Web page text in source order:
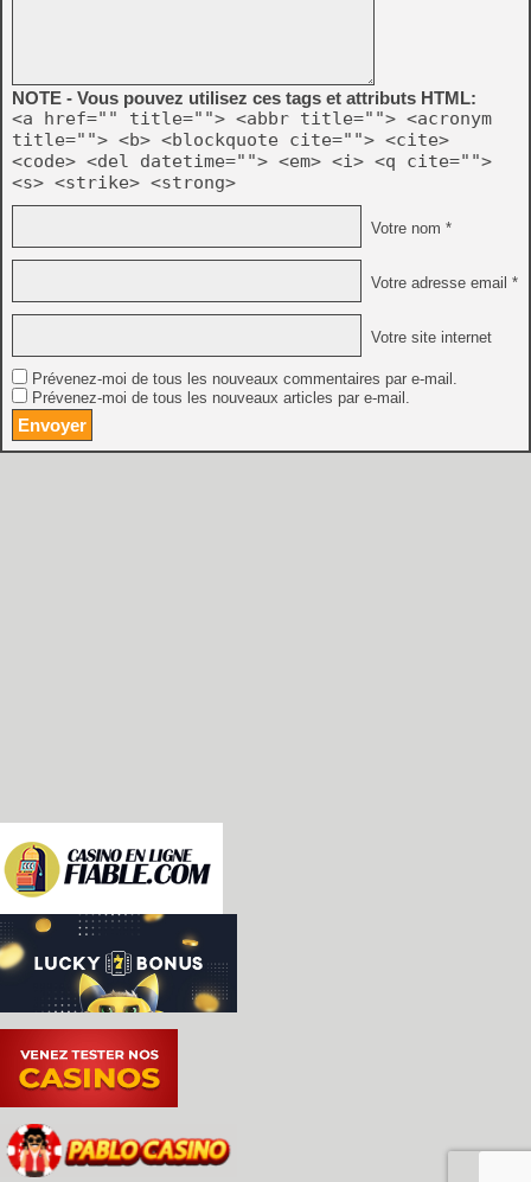
NOTE - Vous pouvez utilisez ces tags et attributs HTML:
<a href="" title=""> <abbr title=""> <acronym
title=""> <b> <blockquote cite=""> <cite>
<code> <del datetime=""> <em> <i> <q cite="">
<s> <strike> <strong>
Votre nom *
Votre adresse email *
Votre site internet
Prévenez-moi de tous les nouveaux commentaires par e-mail.
Prévenez-moi de tous les nouveaux articles par e-mail.